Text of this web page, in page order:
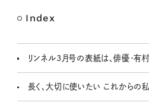
Index
リンネル3月号の表紙は、俳優・有
長く、大切に使いたい これからの